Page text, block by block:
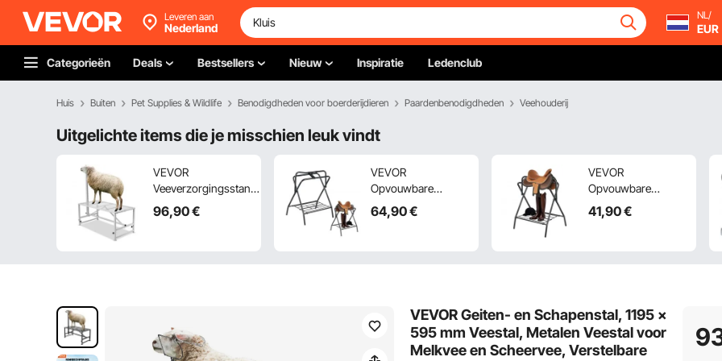
Leveren aan
Nederland
NL/
EUR
Categorieën Deals Bestsellers Nieuw Inspiratie Ledenclub
Huis Buiten Pet Supplies & Wildlife Benodigdheden voor boerderijdieren Paardenbenodigdheden Veehouderij
Uitgelichte items die je misschien leuk vindt
VEVOR
Veeverzorgingsstand,
1195 x 584 mm
Veestal, Metalen
Draagvermogen 227
kg, Wit
96,90€
VEVOR
Opvouwbare
zadelstandaard, set
van 2
stalen
zadelstandaard
voor Engelse en
64,90€
VEVOR
Opvouwbare
zadeldrager,
zadelstandaard
zadelstandaard
voor Engelse en
Western zadels,
41,90€
VEVOR Geiten- en Schapenstal, 1195 x
595 mm Veestal, Metalen Veestal voor
Melkvee en Scheervee, Verstelbare